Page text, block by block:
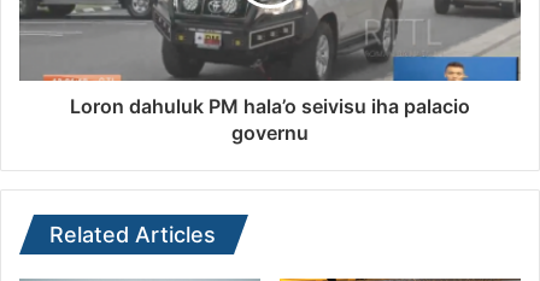
Loron dahuluk PM hala’o seivisu iha palacio
governu
Related Articles